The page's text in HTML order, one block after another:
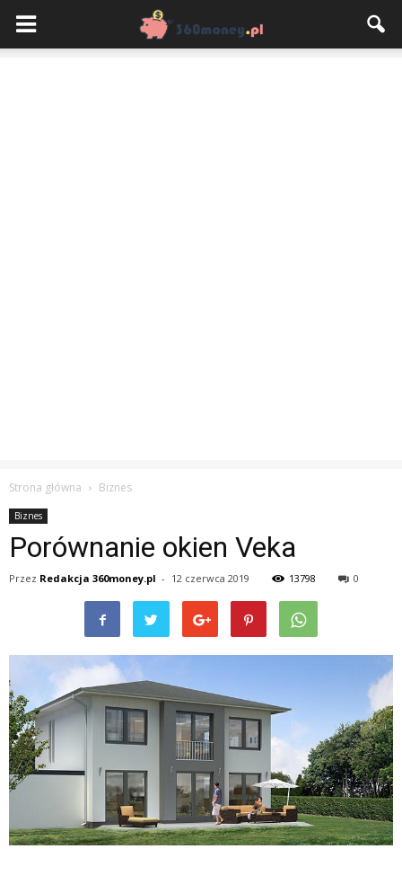
Strona główna Biznes
Biznes
Porównanie okien Veka
Przez Redakcja 360money.pl - 12 czerwca 2019 13798 0